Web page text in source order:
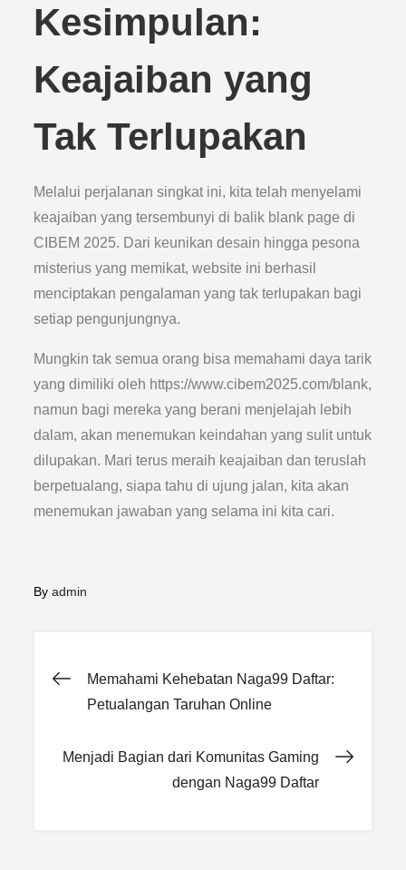
Kesimpulan:
Keajaiban yang
Tak Terlupakan
Melalui perjalanan singkat ini, kita telah menyelami
keajaiban yang tersembunyi di balik blank page di
CIBEM 2025. Dari keunikan desain hingga pesona
misterius yang memikat, website ini berhasil
menciptakan pengalaman yang tak terlupakan bagi
setiap pengunjungnya.
Mungkin tak semua orang bisa memahami daya tarik
yang dimiliki oleh https://www.cibem2025.com/blank,
namun bagi mereka yang berani menjelajah lebih
dalam, akan menemukan keindahan yang sulit untuk
dilupakan. Mari terus meraih keajaiban dan teruslah
berpetualang, siapa tahu di ujung jalan, kita akan
menemukan jawaban yang selama ini kita cari.
Byadmin
Post
Memahami Kehebatan Naga99 Daftar:
Petualangan Taruhan Online
Menjadi Bagian dari Komunitas Gaming
dengan Naga99 Daftar